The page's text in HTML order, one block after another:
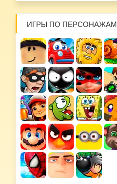
ИГРЫ ПО ПЕРСОНАЖАМ